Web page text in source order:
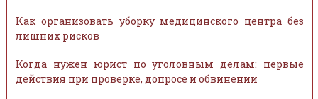
Как организовать уборку медицинского центра без
лишних рисков
Когда нужен юрист по уголовным делам: первые
действия при проверке, допросе и обвинении